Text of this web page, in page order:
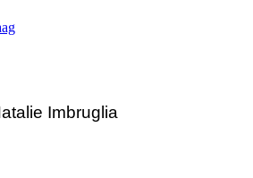
Imbruglia